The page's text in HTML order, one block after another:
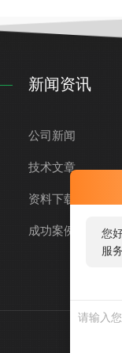
您
服
新闻资讯
公司新闻
技术文章
资料下载
成功案例